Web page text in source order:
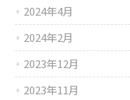
2024年4月
2024年2月
2023年12月
2023年11月